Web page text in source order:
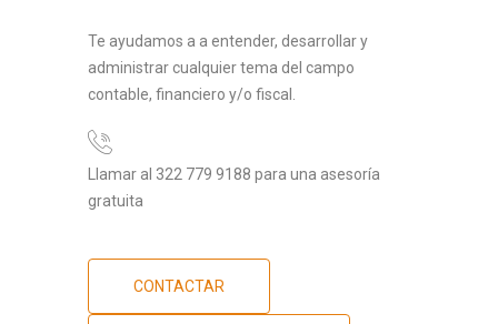
Te ayudamos a a entender, desarrollar y
administrar cualquier tema del campo
contable, financiero y/o fiscal.
Llamar al 322 779 9188 para una asesoría
gratuita
CONTACTAR